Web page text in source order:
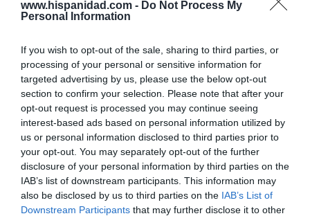
www.hispanidad.com - Do Not Process My
Personal Information
If you wish to opt-out of the sale, sharing to third parties, or
processing of your personal or sensitive information for
targeted advertising by us, please use the below opt-out
section to confirm your selection. Please note that after your
opt-out request is processed you may continue seeing
interest-based ads based on personal information utilized by
us or personal information disclosed to third parties prior to
your opt-out. You may separately opt-out of the further
disclosure of your personal information by third parties on the
IAB’s list of downstream participants. This information may
also be disclosed by us to third parties on the IAB’s List of
Downstream Participants that may further disclose it to other
OPINIÓN
abandonado a su país, porque Ceuta es
España. Tenemos un Gobierno en
connivencia con Marruecos”: acusa una ceutí
Hispanidad 06/08/26 11:30
Marcelo Gullo: “El trabajo de desmitificar la
historia, de poner la verdadera, de
desmontar la falsificación, es un trabajo
cristiano"